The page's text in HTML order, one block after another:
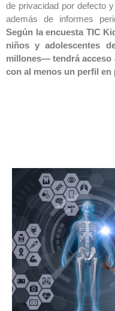
de privacidad por defecto
además de informes
Según la encuesta TIC
niños y adolescentes
millones— tendrá acceso
con al menos un perfil